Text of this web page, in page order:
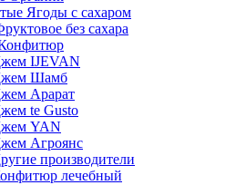
Ягоды с сахаром
без сахара
IJEVAN
Шамб
Арарат
te Gusto
YAN
Агроянс
производители
лечебный